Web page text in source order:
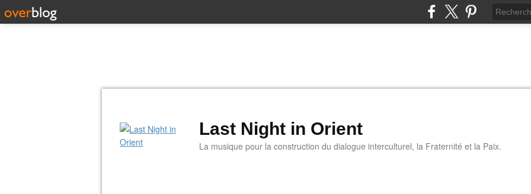
Last Night in Orient
La musique pour la construction du dialogue interculturel, la Fraternité et la Paix.